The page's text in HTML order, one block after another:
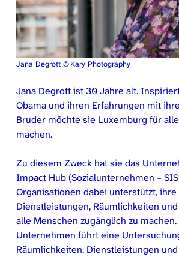
Jana Degrott © Kary Photography
Jana Degrott ist 30 Jahre alt.
Obama und ihren Erfahrungen mit
Bruder möchte sie Luxemburg für
machen.
Zu diesem Zweck hat sie das
Impact Hub (Sozialunternehmen –
Organisationen dabei unterstützt, ihre
Dienstleistungen, Räumlichkeiten
alle Menschen zugänglich zu machen.
Unternehmen führt eine
Räumlichkeiten, Dienstleistungen